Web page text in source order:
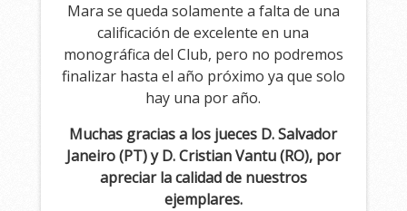
Mara se queda solamente a falta de una
calificación de excelente en una
monográfica del Club, pero no podremos
finalizar hasta el año próximo ya que solo
hay una por año.
Muchas gracias a los jueces D. Salvador
Janeiro (PT) y D. Cristian Vantu (RO), por
apreciar la calidad de nuestros
ejemplares.